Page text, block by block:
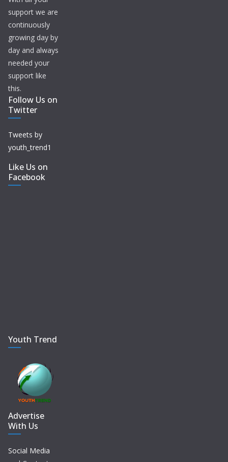
support we are
continuously
growing day by
day and always
needed your
support like
this.
Follow Us on
Twitter
Tweets by
youth_trend1
Like Us on
Facebook
Youth Trend
Advertise
With Us
Social Media